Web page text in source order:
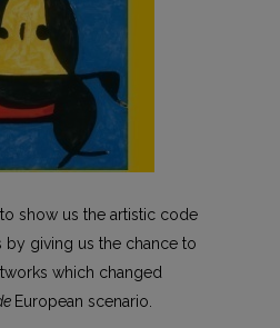
show us the artistic code
by giving us the chance to
which changed
European scenario.